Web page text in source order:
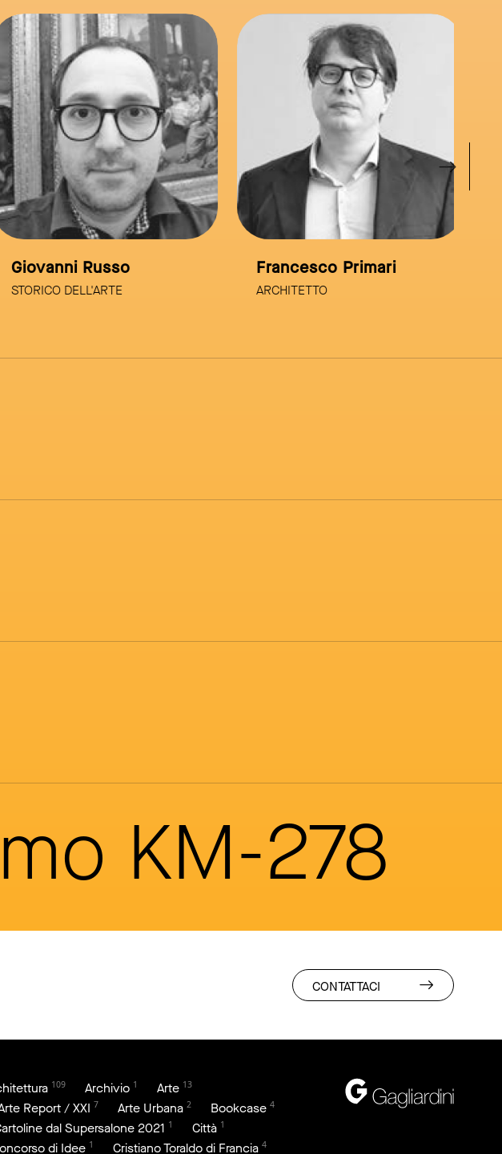
Giovanni Russo
STORICO DELL'ARTE
Francesco Primari
ARCHITETTO
link to page link to page
KM-278
CONTATTACI
109 Archivio 1 Arte 13
Report / XXI 7 Arte Urbana 2 Bookcase 4
dal Supersalone 2021 1 Città 1
di Idee 1 Cristiano Toraldo di Francia 4